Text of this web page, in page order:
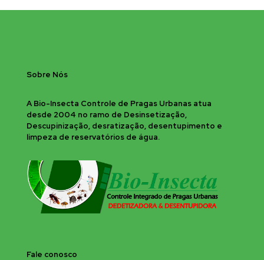
Sobre Nós
A Bio-Insecta Controle de Pragas Urbanas atua
desde 2004 no ramo de Desinsetização,
Descupinização, desratização, desentupimento e
limpeza de reservatórios de água.
Fale conosco